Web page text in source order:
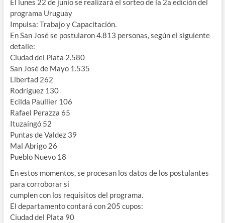
El lunes 22 de junio se realizará el sorteo de la 2a edición del
programa Uruguay
Impulsa: Trabajo y Capacitación.
En San José se postularon 4.813 personas, según el siguiente
detalle:
Ciudad del Plata 2.580
San José de Mayo 1.535
Libertad 262
Rodríguez 130
Ecilda Paullier 106
Rafael Perazza 65
Ituzaingó 52
Puntas de Valdez 39
Mal Abrigo 26
Pueblo Nuevo 18
En estos momentos, se procesan los datos de los postulantes
para corroborar si
cumplen con los requisitos del programa.
El departamento contará con 205 cupos:
Ciudad del Plata 90